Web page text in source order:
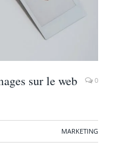
sur le web
0
MARKETING